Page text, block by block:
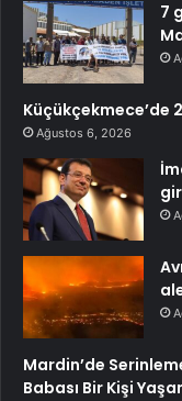
7
Küçükçekmece’de
Ağustos 6, 2026
Mardin’de
Babası Bir Kişi